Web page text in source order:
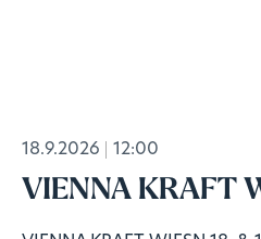
18.9.2026 12:00
VIENNA KRAFT